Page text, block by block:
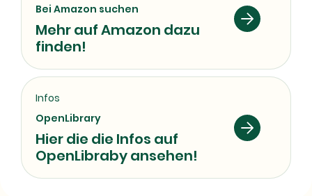
Bei Amazon suchen
Mehr auf Amazon dazu
finden!
Infos
OpenLibrary
Hier die die Infos auf
OpenLibraby ansehen!